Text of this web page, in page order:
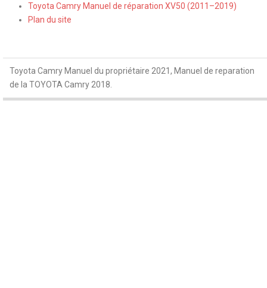
Toyota Camry Manuel de réparation XV50 (2011–2019)
Plan du site
Toyota Camry Manuel du propriétaire 2021, Manuel de reparation
de la TOYOTA Camry 2018.